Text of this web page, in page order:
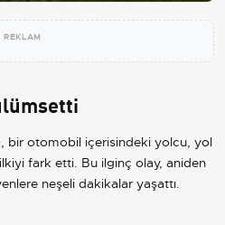
REKLAM
bir otomobil içerisindeki yolcu, yol
fark etti. Bu ilginç olay, aniden
neşeli dakikalar yaşattı.